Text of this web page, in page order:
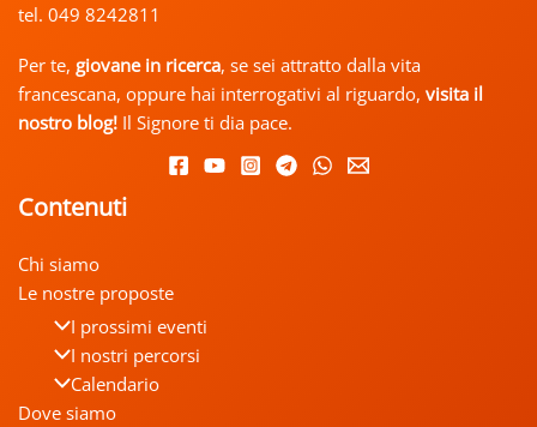
tel. 049 8242811
Per te, giovane in ricerca, se sei attratto dalla vita
francescana, oppure hai interrogativi al riguardo, visita il
nostro blog! Il Signore ti dia pace.
Contenuti
Chi siamo
Le nostre proposte
I prossimi eventi
I nostri percorsi
Calendario
Dove siamo